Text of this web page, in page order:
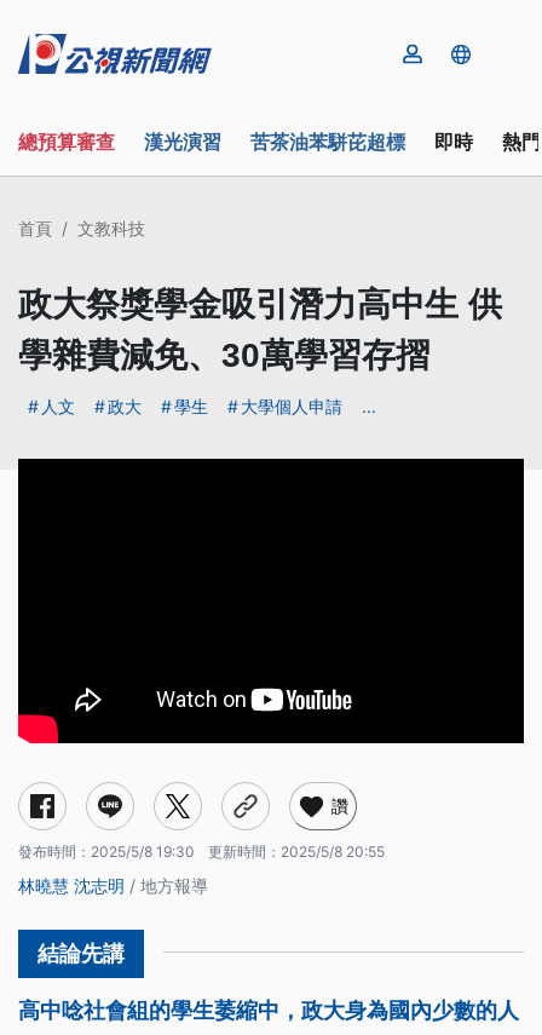
總預算審查 漢光演習 苦茶油苯駢芘超標 即時 熱
首頁 文教科技
政大祭獎學金吸引潛力高中生 供
學雜費減免、30萬學習存摺
人文 政大 學生 大學個人申請 ...
讚
發布時間： 2025/5/8 19:30 更新時間： 2025/5/8 20:55
林曉慧 沈志明 / 地方報導
高中唸社會組的學生萎縮中，政大身為國內少數的人